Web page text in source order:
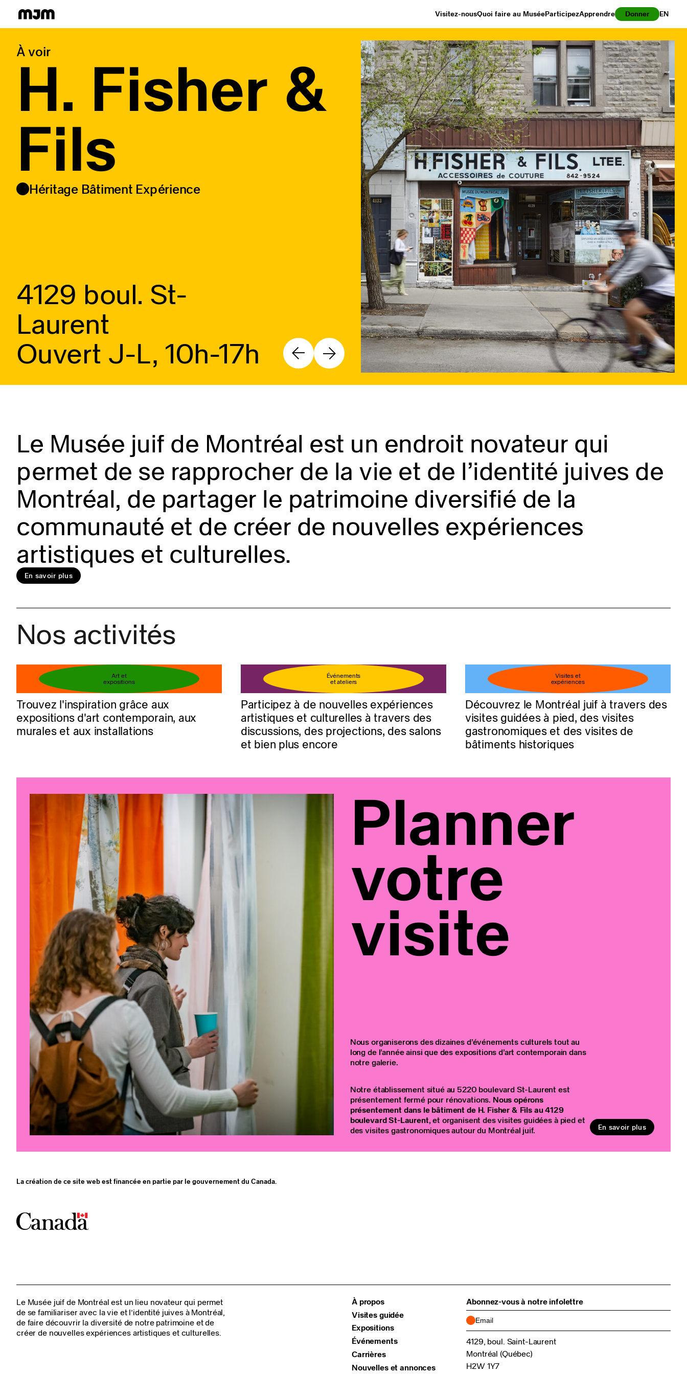
Visitez-nousQuoi faire au MuséeParticipezApprendre Donner EN
Homepage
À voir
H. Fisher &
Fils
Héritage Bâtiment Expérience
4129 boul. St-
Laurent
Ouvert J-L, 10h-17h
Réservez votre billet
En savoir plus
Le Musée juif de Montréal est un endroit novateur qui
permet de se rapprocher de la vie et de l’identité juives de
Montréal, de partager le patrimoine diversifié de la
communauté et de créer de nouvelles expériences
artistiques et culturelles.
En savoir plus
Nos activités
Art et
expositions
Trouvez l'inspiration grâce aux
expositions d'art contemporain, aux
murales et aux installations
Événements
et ateliers
Participez à de nouvelles expériences
artistiques et culturelles à travers des
discussions, des projections, des salons
et bien plus encore
Visites et
expériences
Découvrez le Montréal juif à travers des
visites guidées à pied, des visites
gastronomiques et des visites de
bâtiments historiques
Planner
votre
visite
Nous organiserons des dizaines d’événements culturels tout au
long de l’année ainsi que des expositions d’art contemporain dans
notre galerie.
Notre établissement situé au 5220 boulevard St-Laurent est
présentement fermé pour rénovations. Nous opérons
présentement dans le bâtiment de H. Fisher & Fils au 4129
boulevard St-Laurent, et organisent des visites guidées à pied et
des visites gastronomiques autour du Montréal juif.
En savoir plus
La création de ce site web est financée en partie par le gouvernement du Canada.
Le Musée juif de Montréal est un lieu novateur qui permet
de se familiariser avec la vie et l’identité juives à Montréal,
de faire découvrir la diversité de notre patrimoine et de
créer de nouvelles expériences artistiques et culturelles.
À propos
Visites guidée
Expositions
Événements
Carrières
Nouvelles et annonces
Abonnez-vous à notre infolettre
4129, boul. Saint-Laurent
Montréal (Québec)
H2W 1Y7